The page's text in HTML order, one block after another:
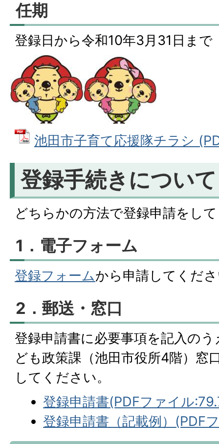
任期
登録日から令和10年3月31日まで
池田市子育て応援隊チラシ
登録手続きについて
どちらかの方法で登録申請をし
1．電子フォーム
登録フォームから申請してくだ
2．郵送・窓口
登録申請書に必要事項を記入の
ども政策課（池田市役所4階）窓
してください。
登録申請書(PDFファイル
登録申請書（記載例）(PDF